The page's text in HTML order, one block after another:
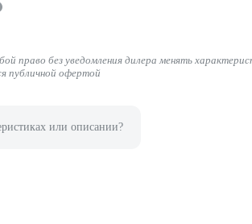
право без уведомления дилера менять
публичной офертой
или описании?